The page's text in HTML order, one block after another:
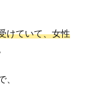
けていて、女性
、